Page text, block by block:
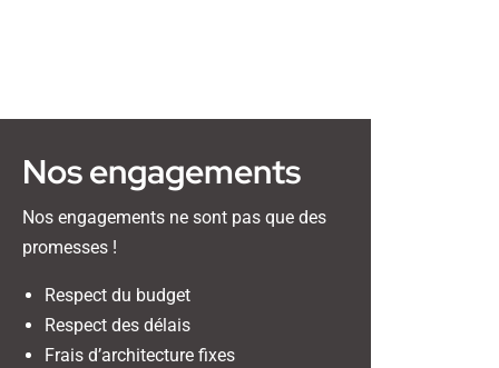
Nos engagements
Nos engagements ne sont pas que des
promesses !
Respect du budget
Respect des délais
Frais d’architecture fixes